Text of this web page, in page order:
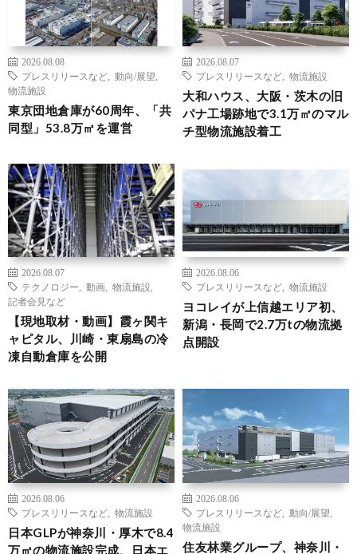
2026.08.08
プレスリリースなど
動向/展望
物流施設
東京団地倉庫が60周年、「共
同型」53.8万㎡を運営
2026.08.07
プレスリリースなど
物流施設
大和ハウス、大阪・茨木の旧
パナ工場跡地で3.1万㎡のマル
チ型物流施設着工
2026.08.07
テクノロジー
動画 物流施設
記者会見など
【現地取材・動画】霞ヶ関キ
ャピタル、川崎・東扇島の冷
凍自動倉庫を公開
2026.08.06
プレスリリースなど
物流施設
ヨコレイが上信越エリア初、
新潟・長岡で2.7万tの物流拠
点開設
2026.08.06
プレスリリースなど
物流施設
日本GLPが神奈川・厚木で8.4
万㎡の物流施設完成、日本エ
2026.08.06
プレスリリースなど
動向/展望
物流施設
住友林業グループ、神奈川・